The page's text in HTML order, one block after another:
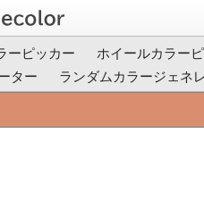
ーピッカー ホイールカラー
ター ランダムカラージェネ